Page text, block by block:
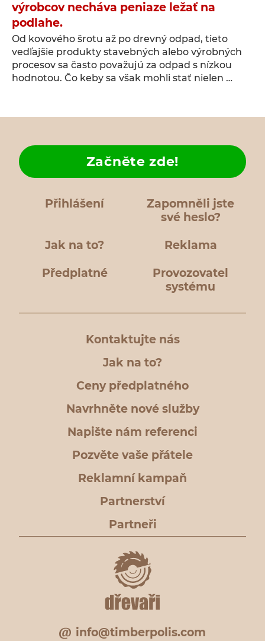
výrobcov necháva peniaze ležať na
podlahe.
Od kovového šrotu až po drevný odpad, tieto
vedľajšie produkty stavebných alebo výrobných
procesov sa často považujú za odpad s nízkou
hodnotou. Čo keby sa však mohli stať nielen …
Přihlášení
Zapomněli jste
své heslo?
Jak na to?
Začněte zde!
Reklama
Předplatné
Provozovatel
systému
Kontaktujte nás
Jak na to?
Ceny předplatného
Navrhněte nové služby
Napište nám referenci
Pozvěte vaše přátele
Reklamní kampaň
Partnerství
Partneři
info@timberpolis.com